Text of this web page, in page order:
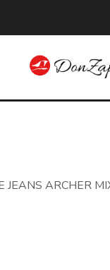
JEANS ARCHER